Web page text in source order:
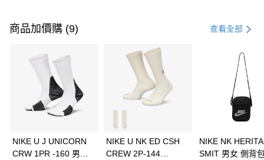
信用卡一次付款
3 期 0 利率 每期 21家銀行
合作金庫商業銀行
第一商業銀行
華南商業銀行
彰化商業銀行
上海商業儲蓄銀行
Apple Pay
全盈+PAY
商品加價購 (9) 查看全部
NIKE U J UNICORN
CRW 1PR -160 男女
NIKE U NK ED CSH
CREW 2P-144
NIKE NK
SMIT 男女 側背